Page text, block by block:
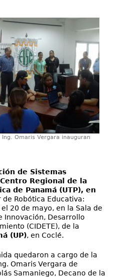
Omaris Vergara inauguran
de Sistemas
Regional de la
de Panamá (UTP), en
de Robótica Educativa:
20 de mayo, en la Sala de
Innovación, Desarrollo
(CIDETE), de la
(UP), en Coclé.
quedaron a cargo de la
Omaris Vergara de
Samaniego, Decano de la